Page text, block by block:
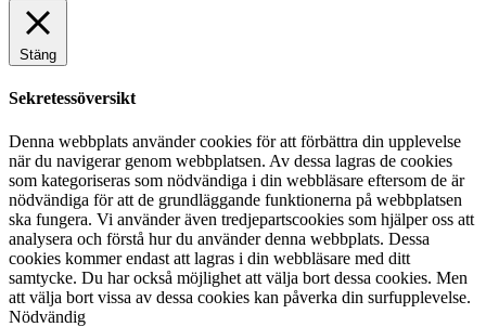
Stäng
Sekretessöversikt
Denna webbplats använder cookies för att förbättra din upplevelse
när du navigerar genom webbplatsen. Av dessa lagras de cookies
som kategoriseras som nödvändiga i din webbläsare eftersom de är
nödvändiga för att de grundläggande funktionerna på webbplatsen
ska fungera. Vi använder även tredjepartscookies som hjälper oss att
analysera och förstå hur du använder denna webbplats. Dessa
cookies kommer endast att lagras i din webbläsare med ditt
samtycke. Du har också möjlighet att välja bort dessa cookies. Men
att välja bort vissa av dessa cookies kan påverka din surfupplevelse.
Nödvändig